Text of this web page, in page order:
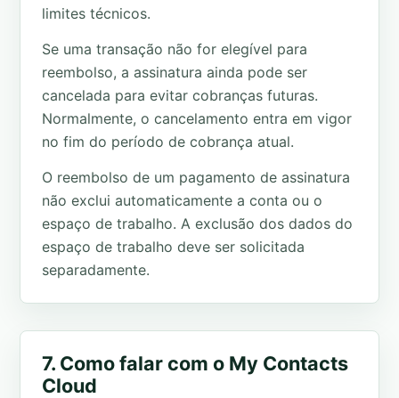
limites técnicos.
Se uma transação não for elegível para
reembolso, a assinatura ainda pode ser
cancelada para evitar cobranças futuras.
Normalmente, o cancelamento entra em vigor
no fim do período de cobrança atual.
O reembolso de um pagamento de assinatura
não exclui automaticamente a conta ou o
espaço de trabalho. A exclusão dos dados do
espaço de trabalho deve ser solicitada
separadamente.
7. Como falar com o My Contacts
Cloud